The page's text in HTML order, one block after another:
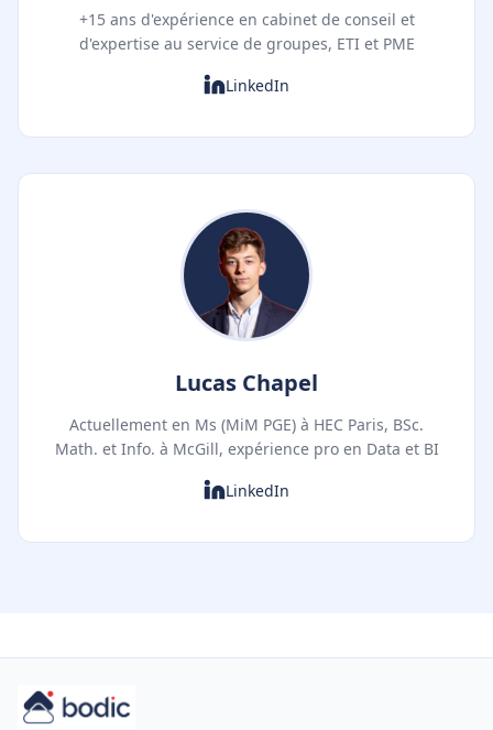
+15 ans d'expérience en cabinet de conseil et
d'expertise au service de groupes, ETI et PME
LinkedIn
Lucas Chapel
Actuellement en Ms (MiM PGE) à HEC Paris, BSc.
Math. et Info. à McGill, expérience pro en Data et BI
LinkedIn